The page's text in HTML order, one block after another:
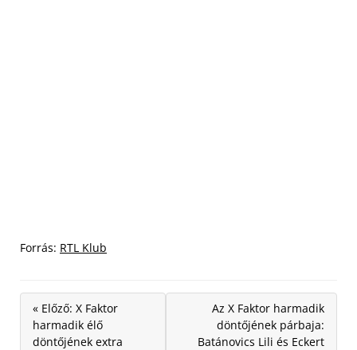
Forrás: RTL Klub
« Előző: X Faktor
harmadik élő
döntőjének extra
Az X Faktor harmadik
döntőjének párbaja:
Batánovics Lili és Eckert